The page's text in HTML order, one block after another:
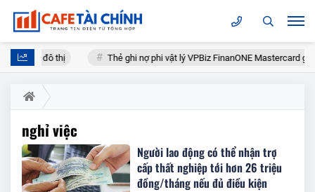
triển đô thị Thẻ ghi nợ phi vật lý VPBiz FinanONE Mastercard
nghỉ việc
Người lao động có thể nhận trợ
cấp thất nghiệp tới hơn 26 triệu
đồng/tháng nếu đủ điều kiện